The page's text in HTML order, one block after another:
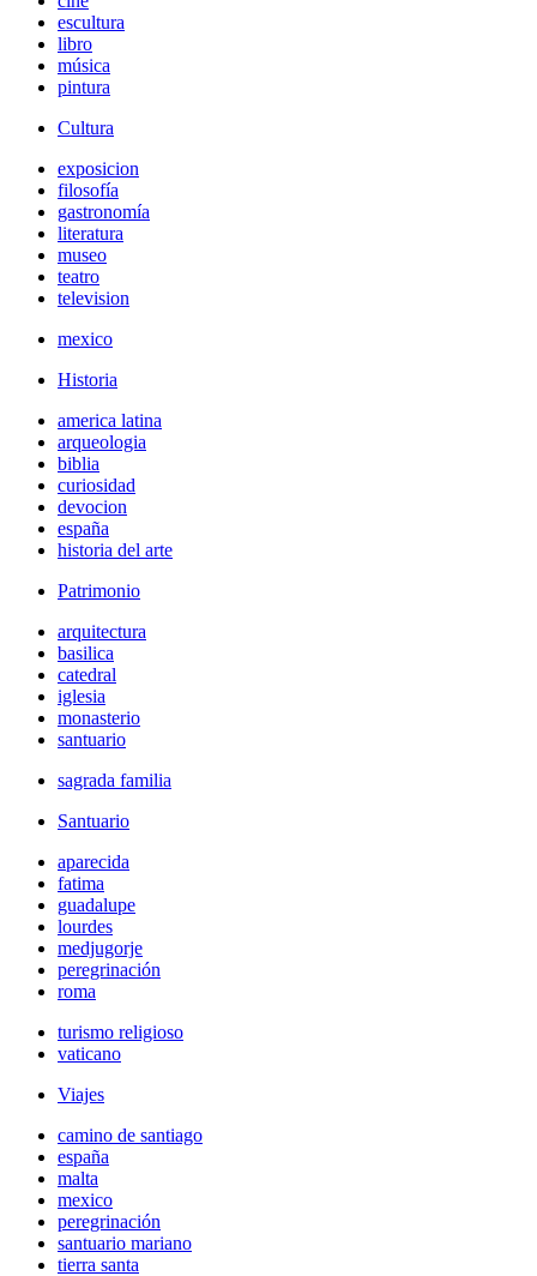
escultura
libro
música
pintura
Cultura
exposicion
filosofía
gastronomía
literatura
museo
teatro
television
mexico
Historia
america latina
arqueologia
biblia
curiosidad
devocion
españa
historia del arte
Patrimonio
arquitectura
basilica
catedral
iglesia
monasterio
santuario
sagrada familia
Santuario
aparecida
fatima
guadalupe
lourdes
medjugorje
peregrinación
roma
turismo religioso
vaticano
Viajes
camino de santiago
españa
malta
mexico
peregrinación
santuario mariano
tierra santa